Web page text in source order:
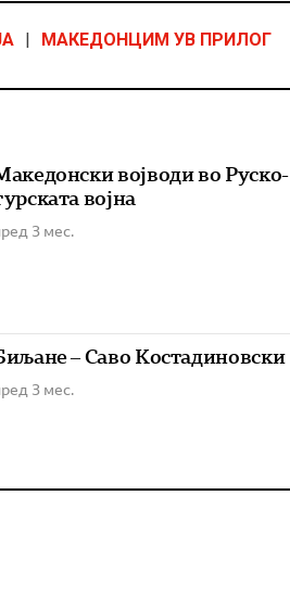
МАКЕДОНЦИМ УВ ПРИЛОГ
војводи во Руско-
војна
3 мес.
– Саво Костадиновски
3 мес.